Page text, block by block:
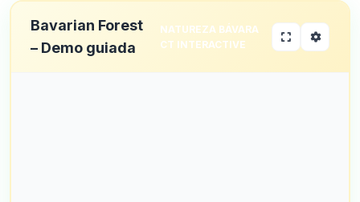
Bavarian Forest
– Demo guiada
NATUREZA BÁVARA
CT INTERACTIVE